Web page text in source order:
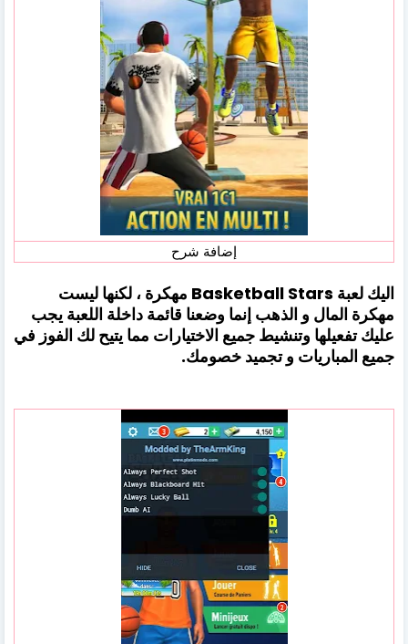
إضافة شرح
اليك لعبة Basketball Stars مهكرة ، لكنها ليست
مهكرة المال و الذهب إنما وضعنا قائمة داخلة اللعبة يجب
عليك تفعيلها وتنشيط جميع الاختيارات مما يتيح لك الفوز في
جميع المباريات و تجميد خصومك.